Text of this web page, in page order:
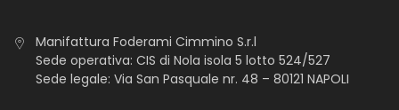
Manifattura Foderami Cimmino S.r.l
Sede operativa: CIS di Nola isola 5 lotto 524/527
Sede legale: Via San Pasquale nr. 48 – 80121 NAPOLI